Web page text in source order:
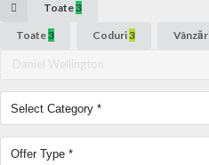
Toate3
Toate3 Coduri3